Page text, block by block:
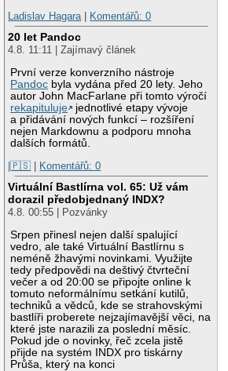
Ladislav Hagara| Komentářů: 0
20 let Pandoc
4.8. 11:11 | Zajímavý článek
První verze konverzního nástroje
Pandoc byla vydána před 20 lety. Jeho
autor John MacFarlane při tomto výročí
rekapituluje
jednotlivé etapy vývoje
a přidávání nových funkcí – rozšíření
nejen Markdownu a podporu mnoha
dalších formátů.
|🇵🇸
Komentářů: 0
Virtuální Bastlírna vol. 65: Už vám
dorazil předobjednaný INDX?
4.8. 00:55 | Pozvánky
Srpen přinesl nejen další spalující
vedro, ale také Virtuální Bastlírnu s
neméně žhavými novinkami. Využijte
tedy předpovědi na deštivý čtvrteční
večer a od 20:00 se připojte online k
tomuto neformálnímu setkání kutilů,
techniků a vědců, kde se strahovskými
bastlíři proberete nejzajímavější věci, na
které jste narazili za poslední měsíc.
Pokud jde o novinky, řeč zcela jistě
přijde na systém INDX pro tiskárny
Průša, který na konci